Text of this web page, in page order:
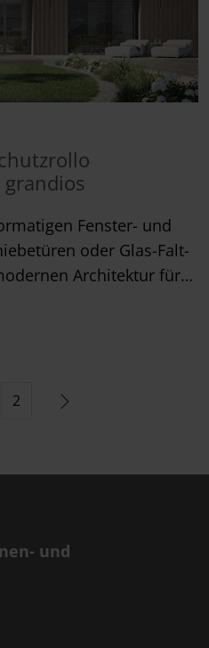
grandios
Fenster- und
oder Glas-Falt-
Architektur für…
2
und